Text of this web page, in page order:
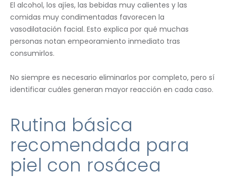
El alcohol, los ajíes, las bebidas muy calientes y las
comidas muy condimentadas favorecen la
vasodilatación facial. Esto explica por qué muchas
personas notan empeoramiento inmediato tras
consumirlos.
No siempre es necesario eliminarlos por completo, pero sí
identificar cuáles generan mayor reacción en cada caso.
Rutina básica
recomendada para
piel con rosácea